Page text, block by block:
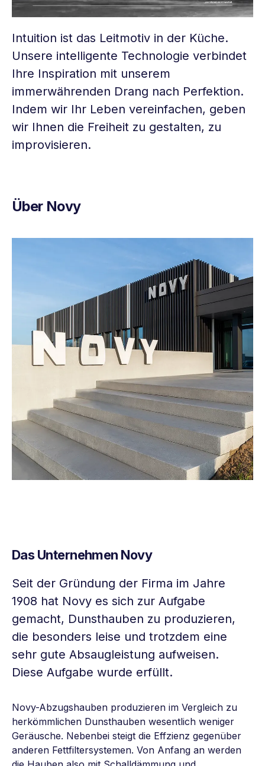
Intuition ist das Leitmotiv in der Küche.
Unsere intelligente Technologie verbindet
Ihre Inspiration mit unserem
immerwährenden Drang nach Perfektion.
Indem wir Ihr Leben vereinfachen, geben
wir Ihnen die Freiheit zu gestalten, zu
improvisieren.
Über Novy
Das Unternehmen Novy
Seit der Gründung der Firma im Jahre
1908 hat Novy es sich zur Aufgabe
gemacht, Dunsthauben zu produzieren,
die besonders leise und trotzdem eine
sehr gute Absaugleistung aufweisen.
Diese Aufgabe wurde erfüllt.
Novy-Abzugshauben produzieren im Vergleich zu
herkömmlichen Dunsthauben wesentlich weniger
Geräusche. Nebenbei steigt die Effzienz gegenüber
anderen Fettfiltersystemen. Von Anfang an werden